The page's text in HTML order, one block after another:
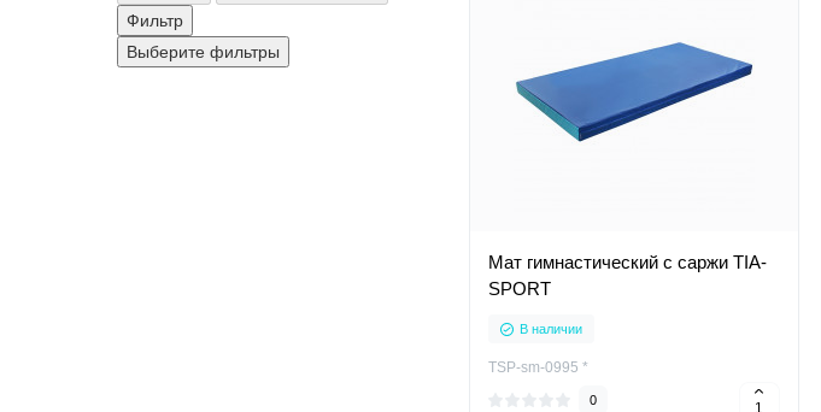
Фильтр
Выберите фильтры
Мат гимнастический с саржи TIA-
SPORT
В наличии
TSP-sm-0995 *
0